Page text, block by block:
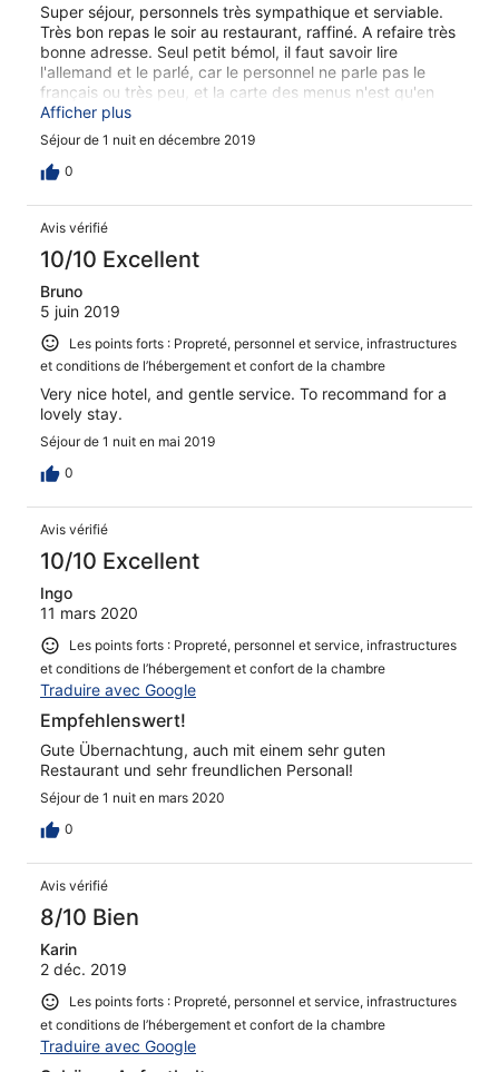
Super séjour, personnels très sympathique et serviable.
Très bon repas le soir au restaurant, raffiné. A refaire très
bonne adresse. Seul petit bémol, il faut savoir lire
l'allemand et le parlé, car le personnel ne parle pas le
français ou très peu, et la carte des menus n'est qu'en
allemand, dommage..... donc difficile parfois de se faire
comprendre.
Afficher plus
Séjour de 1 nuit en décembre 2019
0
Avis vérifié
10/10 Excellent
Bruno
5 juin 2019
Les points forts : Propreté, personnel et service, infrastructures
et conditions de l’hébergement et confort de la chambre
Very nice hotel, and gentle service. To recommand for a
lovely stay.
Séjour de 1 nuit en mai 2019
0
Avis vérifié
10/10 Excellent
Ingo
11 mars 2020
Les points forts : Propreté, personnel et service, infrastructures
et conditions de l’hébergement et confort de la chambre
Traduire avec Google
Empfehlenswert!
Gute Übernachtung, auch mit einem sehr guten
Restaurant und sehr freundlichen Personal!
Séjour de 1 nuit en mars 2020
0
Avis vérifié
8/10 Bien
Karin
2 déc. 2019
Les points forts : Propreté, personnel et service, infrastructures
et conditions de l’hébergement et confort de la chambre
Traduire avec Google